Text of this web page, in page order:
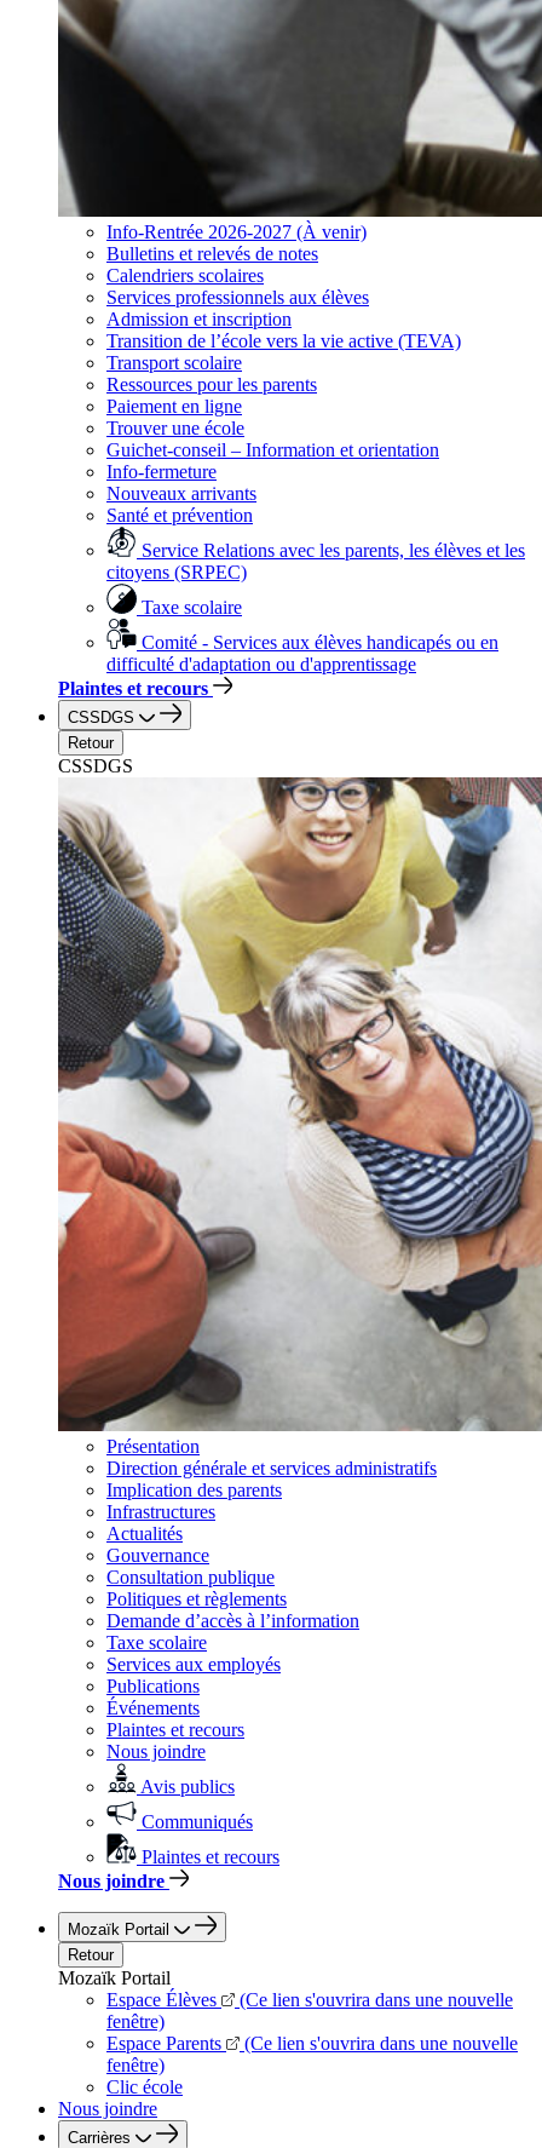
Info-Rentrée 2026-2027 (À venir)
Bulletins et relevés de notes
Calendriers scolaires
Services professionnels aux élèves
Admission et inscription
Transition de l’école vers la vie active (TEVA)
Transport scolaire
Ressources pour les parents
Paiement en ligne
Trouver une école
Guichet-conseil – Information et orientation
Info-fermeture
Nouveaux arrivants
Santé et prévention
Service Relations avec les parents, les élèves et les
citoyens (SRPEC)
Taxe scolaire
Comité - Services aux élèves handicapés ou en
difficulté d'adaptation ou d'apprentissage
Plaintes et recours
CSSDGS
Retour
CSSDGS
Présentation
Direction générale et services administratifs
Implication des parents
Infrastructures
Actualités
Gouvernance
Consultation publique
Politiques et règlements
Demande d’accès à l’information
Taxe scolaire
Services aux employés
Publications
Événements
Plaintes et recours
Nous joindre
Avis publics
Communiqués
Plaintes et recours
Nous joindre
Mozaïk Portail
Retour
Mozaïk Portail
Espace Élèves
(Ce lien s'ouvrira dans une nouvelle
fenêtre)
Espace Parents
(Ce lien s'ouvrira dans une nouvelle
fenêtre)
Clic école
Nous joindre
Carrières